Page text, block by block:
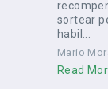
sortear
habil...
Mario
Read